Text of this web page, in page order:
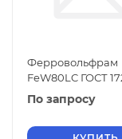
Ферровольфрам
FeW80LC ГОСТ
По запросу